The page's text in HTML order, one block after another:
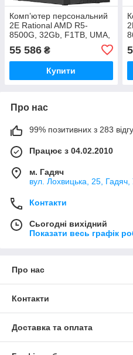
Комп’ютер персональний
2E Rational AMD R5-
8500G, 32Gb, F1TB, UMA,
Win11PE
55 586 ₴
Купити
Про нас
99% позитивних з 283
Працює з 04.02.2010
м. Гадяч
вул. Лохвицька, 25, Гадяч,
Контакти
Сьогодні вихідний
Показати весь графік
Про нас
Контакти
Доставка та оплата